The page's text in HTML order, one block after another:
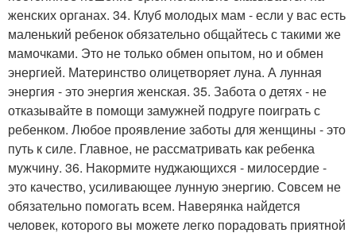
женских органах. 34. Клуб молодых мам - если у вас есть
маленький ребенок обязательно общайтесь с такими же
мамочками. Это не только обмен опытом, но и обмен
энергией. Материнство олицетворяет луна. А лунная
энергия - это энергия женская. 35. Забота о детях - не
отказывайте в помощи замужней подруге поиграть с
ребенком. Любое проявление заботы для женщины - это
путь к силе. Главное, не рассматривать как ребенка
мужчину. 36. Накормите нуджающихся - милосердие -
это качество, усиливающее лунную энергию. Совсем не
обязательно помогать всем. Наверянка найдется
человек, которого вы можете легко порадовать приятной